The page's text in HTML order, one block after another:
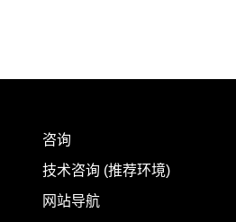
咨询
技术咨询 (推荐环境)
网站导航